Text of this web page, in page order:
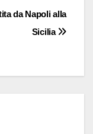
da Napoli alla
Sicilia